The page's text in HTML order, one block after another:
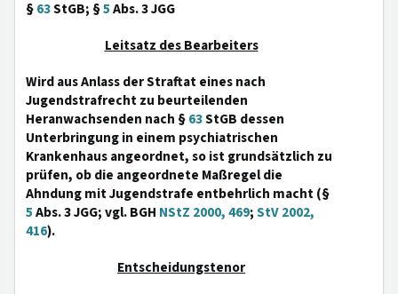
§63StGB; §5Abs. 3 JGG
Leitsatz des Bearbeiters
Wird aus Anlass der Straftat eines nach
Jugendstrafrecht zu beurteilenden
Heranwachsenden nach §63StGB dessen
Unterbringung in einem psychiatrischen
Krankenhaus angeordnet, so ist grundsätzlich zu
prüfen, ob die angeordnete Maßregel die
Ahndung mit Jugendstrafe entbehrlich macht (§
5Abs. 3 JGG; vgl. BGH NStZ 2000, 469;StV 2002,
416).
Entscheidungstenor